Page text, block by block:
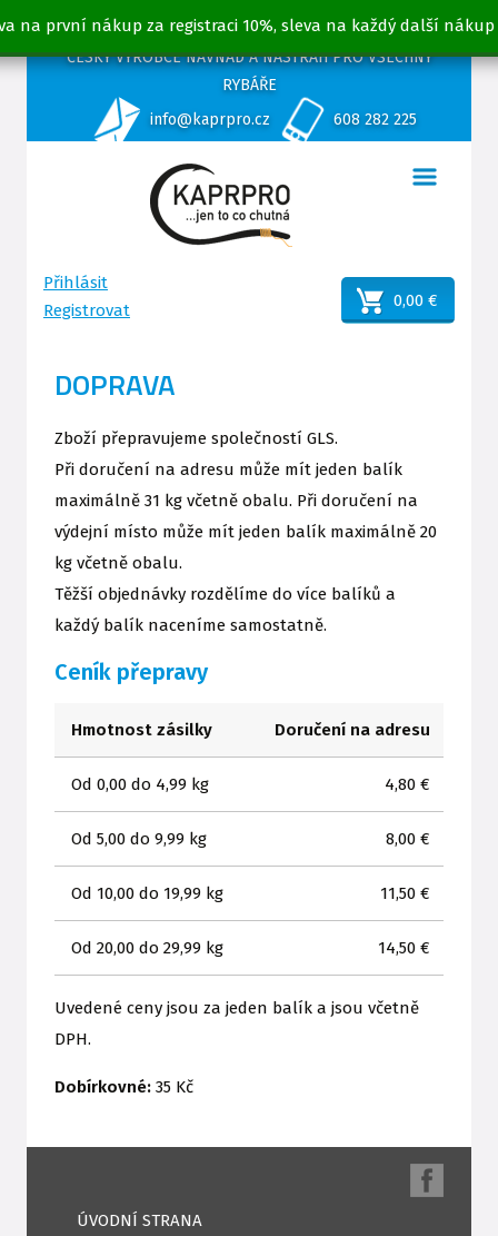
na první nákup za registraci 10%, sleva na každý další nákup
ČESKÝ VÝROBCE NÁVNAD A NÁSTRAH PRO VŠECHNY
RYBÁŘE
info@kaprpro.cz
608 282 225
Přihlásit
Registrovat
0,00 €
DOPRAVA
Zboží přepravujeme společností GLS.
Při doručení na adresu může mít jeden balík
maximálně 31 kg včetně obalu. Při doručení na
výdejní místo může mít jeden balík maximálně 20
kg včetně obalu.
Těžší objednávky rozdělíme do více balíků a
každý balík naceníme samostatně.
Ceník přepravy
Hmotnost zásilky Doručení na adresu
Od 0,00 do 4,99 kg 4,80 €
Od 5,00 do 9,99 kg 8,00 €
Od 10,00 do 19,99 kg 11,50 €
Od 20,00 do 29,99 kg 14,50 €
Uvedené ceny jsou za jeden balík a jsou včetně
DPH.
Dobírkovné: 35 Kč
ÚVODNÍ STRANA